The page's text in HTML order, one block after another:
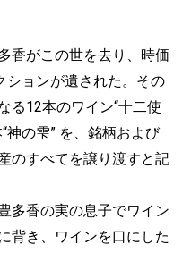
香がこの世を去り、時価
ションが遺された。その
る12本のワイン“十二使
神の雫” を、銘柄および
のすべてを譲り渡すと記
多香の実の息子でワイン
背き、ワインを口にした